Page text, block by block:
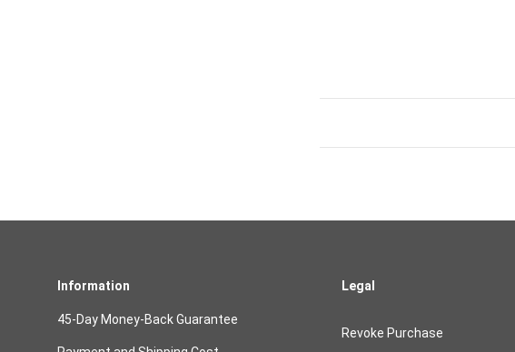
Information
45-Day Money-Back Guarantee
Legal
Revoke Purchase